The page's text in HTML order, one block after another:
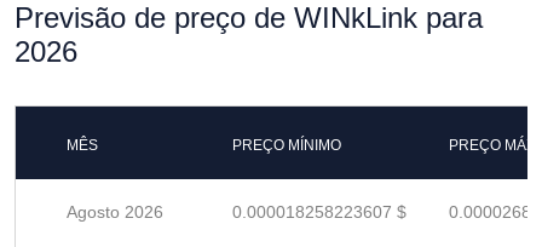
Previsão de preço de WINkLink para
2026
MÊS PREÇO MÍNIMO PREÇO
Agosto 2026 0.000018258223607 $